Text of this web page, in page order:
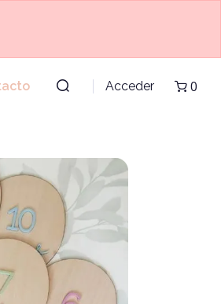
Acceder 0